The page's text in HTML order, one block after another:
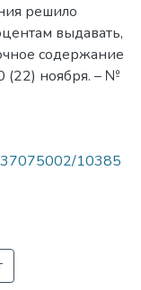
решило
выдавать,
содержание
(22) ноября. – №
10385